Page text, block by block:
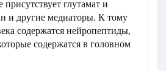
присутствует глутамат и
и другие медиаторы. К тому
содержатся нейропептиды,
содержатся в головном